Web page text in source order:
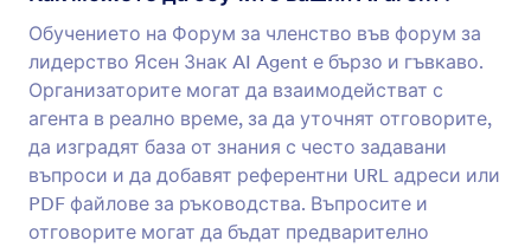
Обучението на Форум за членство във форум за
лидерство Ясен Знак AI Agent е бързо и гъвкаво.
Организаторите могат да взаимодействат с
агента в реално време, за да уточнят отговорите,
да изградят база от знания с често задавани
въпроси и да добавят референтни URL адреси или
PDF файлове за ръководства. Въпросите и
отговорите могат да бъдат предварително